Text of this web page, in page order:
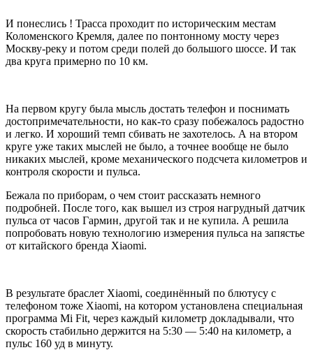
И понеслись ! Трасса проходит по историческим местам
Коломенского Кремля, далее по понтонному мосту через
Москву-реку и потом среди полей до большого шоссе. И так
два круга примерно по 10 км.
На первом кругу была мысль достать телефон и поснимать
достопримечательности, но как-то сразу побежалось радостно
и легко. И хороший темп сбивать не захотелось. А на втором
круге уже таких мыслей не было, а точнее вообще не было
никаких мыслей, кроме механического подсчета километров и
контроля скорости и пульса.
Бежала по приборам, о чем стоит рассказать немного
подробней. После того, как вышел из строя нагрудный датчик
пульса от часов Гармин, другой так и не купила. А решила
попробовать новую технологию измерения пульса на запястье
от китайского бренда Xiaomi.
В результате браслет Xiaomi, соединённый по блютусу с
телефоном тоже Xiaomi, на котором установлена специальная
программа Mi Fit, через каждый километр докладывали, что
скорость стабильно держится на 5:30 — 5:40 на километр, а
пульс 160 уд в минуту.